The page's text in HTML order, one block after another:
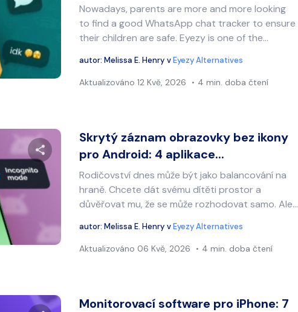
Sdílet tento článek
Twitter Facebook Kopírovat odkaz
Nowadays, parents are more and more looking
to find a good WhatsApp chat tracker to ensure
their children are safe. Eyezy is one of the…
autor:Melissa E. Henry vEyezy Alternatives
Aktualizováno 12 Kvě, 2026 4 min. doba čtení
Sdílet tento článek
Twitter Facebook Kopírovat odkaz
Skrytý záznam obrazovky bez ikony
pro Android: 4 aplikace...
Rodičovství dnes může být jako balancování na
hraně. Chcete dát svému dítěti prostor a
důvěřovat mu, že se může rozhodovat samo. Ale...
autor:Melissa E. Henry vEyezy Alternatives
Aktualizováno 06 Kvě, 2026 4 min. doba čtení
Monitorovací software pro iPhone: 7